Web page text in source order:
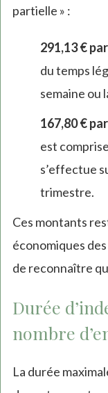
partielle » :
291,13 €
du temps
semaine ou
167,80 €
est
s’effectue
trimestre.
Ces montants
économiques
de reconnaître
Durée
nombre
La durée